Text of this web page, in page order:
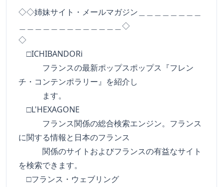
◇◇姉妹サイト・メールマガジン＿＿＿＿＿＿＿＿
＿＿＿＿＿＿＿＿＿＿＿＿＿◇
◇
□ICHIBANDORi
フランスの最新ポップスポップス『フレン
チ・コンテンポラリー』を紹介し
ます。
□L'HEXAGONE
フランス関係の総合検索エンジン。フランス
に関する情報と日本のフランス
関係のサイトおよびフランスの有益なサイト
を検索できます。
□フランス・ウェブリング